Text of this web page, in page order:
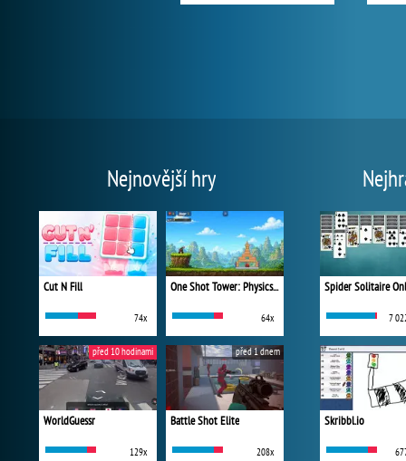
Nejnovější hry
Cut N Fill
74x
One Shot Tower: Physics Destroyer
64x
WorldGuessr
129x
před 10 hodinami
Battle Shot Elite
208x
před 1 dnem
Spider Solitaire
7
Skribbl.io